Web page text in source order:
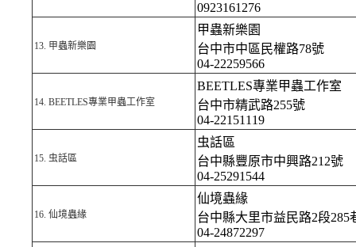
0923161276
13. 甲蟲新樂園
甲蟲新樂園
台中市中區民權路78號
04-22259566
14. BEETLES專業甲蟲工作室
BEETLES專業甲蟲工作室
台中市精武路255號
04-22151119
15. 虫話區
虫話區
台中縣豐原市中興路212號
04-25291544
16. 仙境蟲緣
仙境蟲緣
台中縣大里市益民路2段285
04-24872297